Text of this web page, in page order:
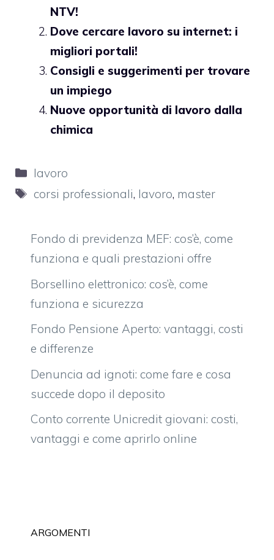
NTV!
Dove cercare lavoro su internet: i
migliori portali!
Consigli e suggerimenti per trovare
un impiego
Nuove opportunità di lavoro dalla
chimica
Categorie
lavoro
Tag
corsi professionali, lavoro, master
Fondo di previdenza MEF: cos’è, come
funziona e quali prestazioni offre
Borsellino elettronico: cos’è, come
funziona e sicurezza
Fondo Pensione Aperto: vantaggi, costi
e differenze
Denuncia ad ignoti: come fare e cosa
succede dopo il deposito
Conto corrente Unicredit giovani: costi,
vantaggi e come aprirlo online
ARGOMENTI